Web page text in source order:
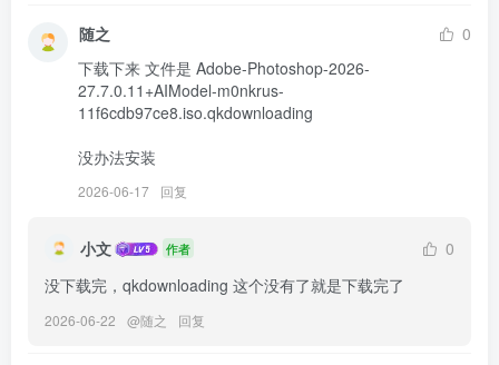
随之
0
下载下来 文件是 Adobe-Photoshop-2026-
27.7.0.11+AIModel-m0nkrus-
11f6cdb97ce8.iso.qkdownloading
没办法安装
2026-06-17 回复
小文 作者
0
没下载完，qkdownloading 这个没有了就是下载完了
2026-06-22 @随之 回复